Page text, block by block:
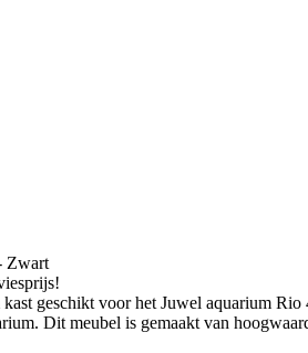
Zwart
geschikt voor het Juwel aquarium
Dit meubel is gemaakt van